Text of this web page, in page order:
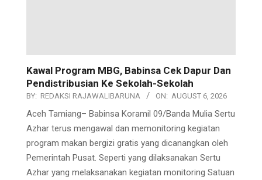
Kawal Program MBG, Babinsa Cek Dapur Dan
Pendistribusian Ke Sekolah-Sekolah
BY: REDAKSI RAJAWALIBARUNA ON: AUGUST 6, 2026
Aceh Tamiang– Babinsa Koramil 09/Banda Mulia Sertu
Azhar terus mengawal dan memonitoring kegiatan
program makan bergizi gratis yang dicanangkan oleh
Pemerintah Pusat. Seperti yang dilaksanakan Sertu
Azhar yang melaksanakan kegiatan monitoring Satuan